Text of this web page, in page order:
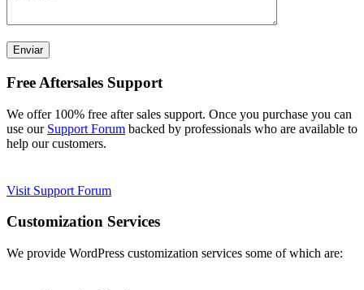
Free Aftersales Support
We offer 100% free after sales support. Once you purchase you can
use our Support Forum backed by professionals who are available to
help our customers.
Visit Support Forum
Customization Services
We provide WordPress customization services some of which are: